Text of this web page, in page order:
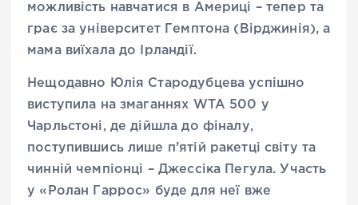
можливість навчатися в Америці – тепер та
грає за університет Гемптона (Вірджинія), а
мама виїхала до Ірландії.
Нещодавно Юлія Стародубцева успішно
виступила на змаганнях WTA 500 у
Чарльстоні, де дійшла до фіналу,
поступившись лише п’ятій ракетці світу та
чинній чемпіонці – Джессіка Пегула. Участь
у «Ролан Гаррос» буде для неї вже